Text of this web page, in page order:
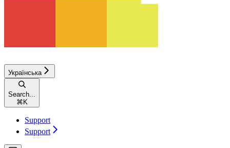
Українська
Search...
⌘ K
Support
Support